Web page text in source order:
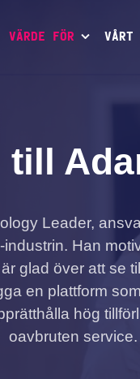
VÄRDE FÖR VÅRT
till
Leader,
Han
glad över att se
en plattform
hög
oavbruten service.